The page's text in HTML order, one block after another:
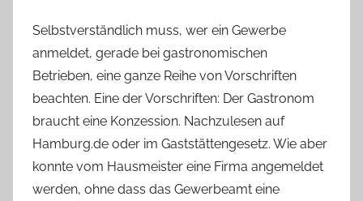
Selbstverständlich muss, wer ein Gewerbe
anmeldet, gerade bei gastronomischen
Betrieben, eine ganze Reihe von Vorschriften
beachten. Eine der Vorschriften: Der Gastronom
braucht eine Konzession. Nachzulesen auf
Hamburg.de oder im Gaststättengesetz. Wie aber
konnte vom Hausmeister eine Firma angemeldet
werden, ohne dass das Gewerbeamt eine